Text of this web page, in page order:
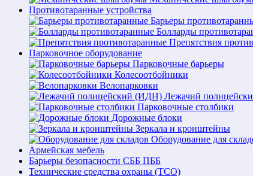
Противотаранные устройства
Барьеры
Болларды
Препятствия
Парковочное оборудование
Парковочные барьеры
Колесоотбойники
Велопарковки
Лежачий
Парковочные столбики
Дорожные блоки
Зеркала и кронштейны
Оборудование для
Армейская мебель
Барьеры безопасности СББ ПББ
Технические средства охраны (ТСО)